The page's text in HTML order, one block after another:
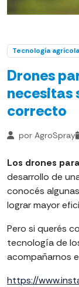
Tecnología agrícola
Drones
necesitas
correcto
por AgroSpray
Los drones
desarrollo de
conocés
lograr mayor
Pero si querés
tecnología de
acompañarnos
https://